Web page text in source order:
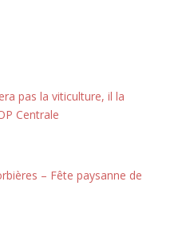
pas la viticulture, il la
Centrale
– Fête paysanne de